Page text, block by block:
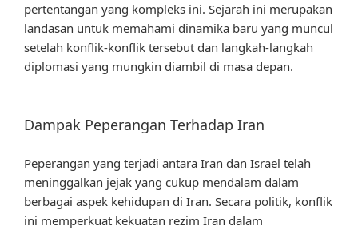
pertentangan yang kompleks ini. Sejarah ini merupakan
landasan untuk memahami dinamika baru yang muncul
setelah konflik-konflik tersebut dan langkah-langkah
diplomasi yang mungkin diambil di masa depan.
Dampak Peperangan Terhadap Iran
Peperangan yang terjadi antara Iran dan Israel telah
meninggalkan jejak yang cukup mendalam dalam
berbagai aspek kehidupan di Iran. Secara politik, konflik
ini memperkuat kekuatan rezim Iran dalam